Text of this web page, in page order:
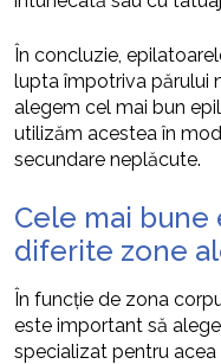
În concluzie,
lupta împotriva părului
alegem cel mai bun
utilizăm acestea în
secundare neplăcute.
Cele mai
diferite zone
În funcție de zona
este important să
specializat pentru